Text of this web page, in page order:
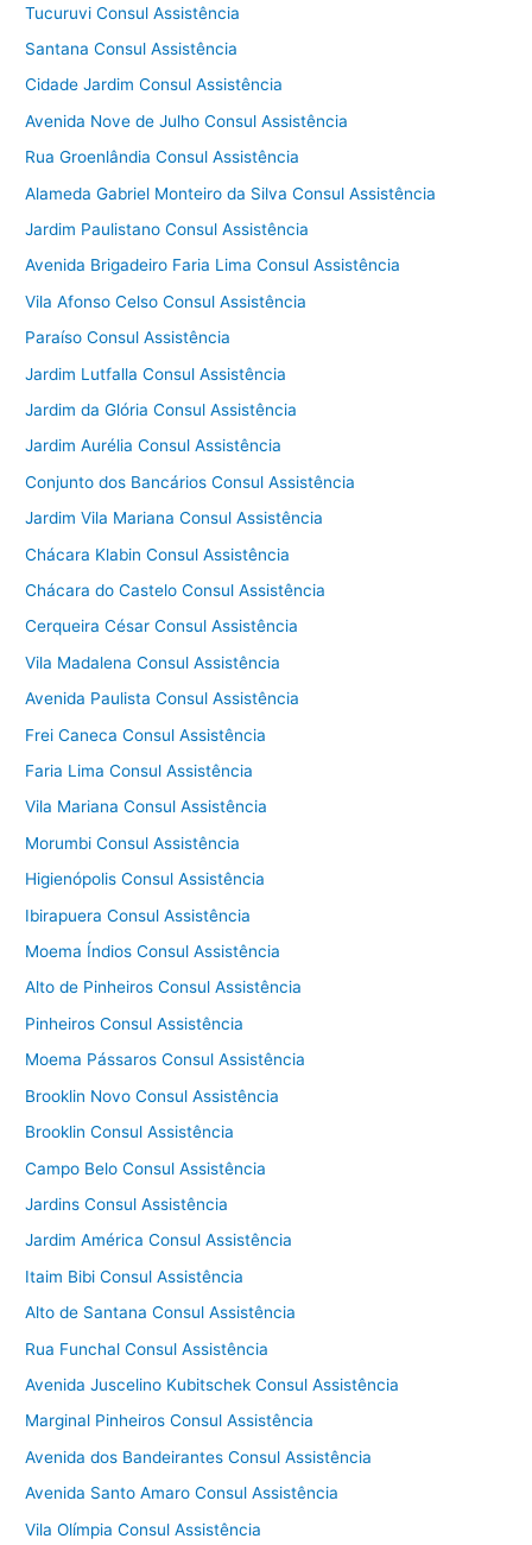
Tucuruvi Consul Assistência
Santana Consul Assistência
Cidade Jardim Consul Assistência
Avenida Nove de Julho Consul Assistência
Rua Groenlândia Consul Assistência
Alameda Gabriel Monteiro da Silva Consul Assistência
Jardim Paulistano Consul Assistência
Avenida Brigadeiro Faria Lima Consul Assistência
Vila Afonso Celso Consul Assistência
Paraíso Consul Assistência
Jardim Lutfalla Consul Assistência
Jardim da Glória Consul Assistência
Jardim Aurélia Consul Assistência
Conjunto dos Bancários Consul Assistência
Jardim Vila Mariana Consul Assistência
Chácara Klabin Consul Assistência
Chácara do Castelo Consul Assistência
Cerqueira César Consul Assistência
Vila Madalena Consul Assistência
Avenida Paulista Consul Assistência
Frei Caneca Consul Assistência
Faria Lima Consul Assistência
Vila Mariana Consul Assistência
Morumbi Consul Assistência
Higienópolis Consul Assistência
Ibirapuera Consul Assistência
Moema Índios Consul Assistência
Alto de Pinheiros Consul Assistência
Pinheiros Consul Assistência
Moema Pássaros Consul Assistência
Brooklin Novo Consul Assistência
Brooklin Consul Assistência
Campo Belo Consul Assistência
Jardins Consul Assistência
Jardim América Consul Assistência
Itaim Bibi Consul Assistência
Alto de Santana Consul Assistência
Rua Funchal Consul Assistência
Avenida Juscelino Kubitschek Consul Assistência
Marginal Pinheiros Consul Assistência
Avenida dos Bandeirantes Consul Assistência
Avenida Santo Amaro Consul Assistência
Vila Olímpia Consul Assistência